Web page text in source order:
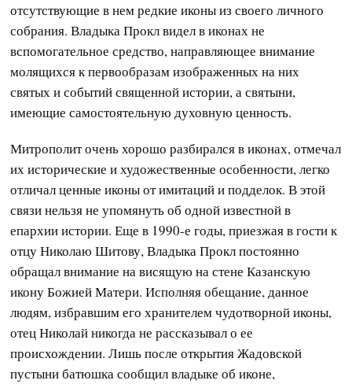
отсутствующие в нем редкие иконы из своего личного
собрания. Владыка Прокл видел в иконах не
вспомогательное средство, направляющее внимание
молящихся к первообразам изображенных на них
святых и событий священной истории, а святыни,
имеющие самостоятельную духовную ценность.
Митрополит очень хорошо разбирался в иконах, отмечал
их исторические и художественные особенности, легко
отличал ценные иконы от имитаций и подделок. В этой
связи нельзя не упомянуть об одной известной в
епархии истории. Еще в 1990-е годы, приезжая в гости к
отцу Николаю Шитову, Владыка Прокл постоянно
обращал внимание на висящую на стене Казанскую
икону Божией Матери. Исполняя обещание, данное
людям, избравшим его хранителем чудотворной иконы,
отец Николай никогда не рассказывал о ее
происхождении. Лишь после открытия Жадовской
пустыни батюшка сообщил владыке об иконе,